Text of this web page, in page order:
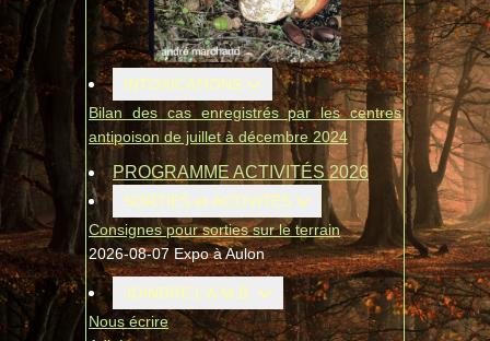
INTOXICATIONS
Bilan des cas enregistrés par les centres
antipoison de juillet à décembre 2024
PROGRAMME ACTIVITÉS 2026
SORTIES et ACTIVITÉS
Consignes pour sorties sur le terrain
2026-08-07 Expo à Aulon
JOINDRE L'A.M.B.
Nous écrire